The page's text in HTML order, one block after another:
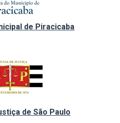
de Piracicaba
de São Paulo